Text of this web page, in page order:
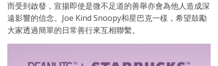
而受到啟發，宣揚即使是微不足道的善舉亦會為他人造成深
遠影響的信念。Joe Kind Snoopy和星巴克一樣，希望鼓勵
大家透過簡單的日常善行來互相聯繫。